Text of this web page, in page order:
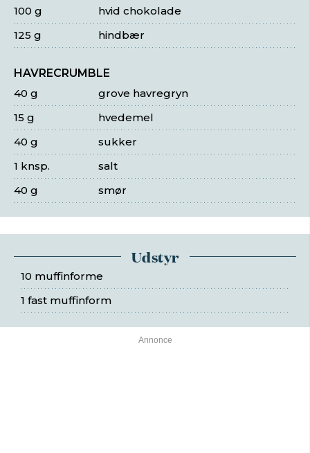
hvid chokolade
100 g
hindbær
125 g
HAVRECRUMBLE
grove havregryn
40 g
hvedemel
15 g
sukker
40 g
salt
1 knsp.
smør
40 g
Udstyr
10 muffinforme
1 fast muffinform